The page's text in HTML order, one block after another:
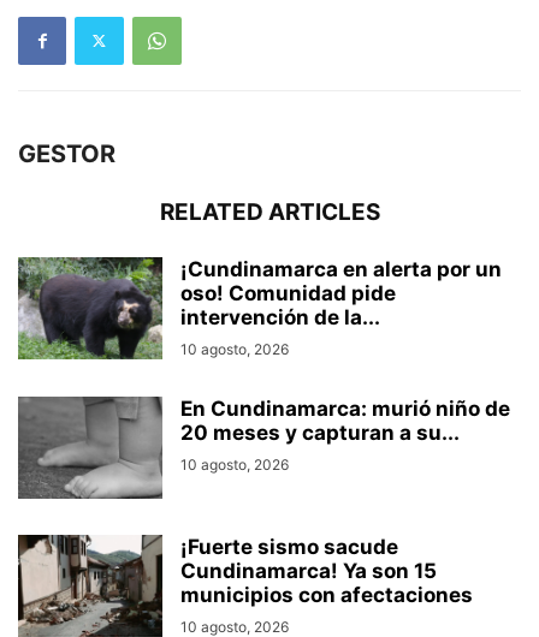
GESTOR
RELATED ARTICLES
¡Cundinamarca en alerta por un
oso! Comunidad pide
intervención de la...
10 agosto, 2026
En Cundinamarca: murió niño de
20 meses y capturan a su...
10 agosto, 2026
¡Fuerte sismo sacude
Cundinamarca! Ya son 15
municipios con afectaciones
10 agosto, 2026